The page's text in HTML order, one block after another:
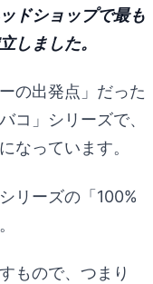
ドショップで最も
しました。
の出発点」だった
コ」シリーズで、
なっています。
リーズの「100%
もので、つまり